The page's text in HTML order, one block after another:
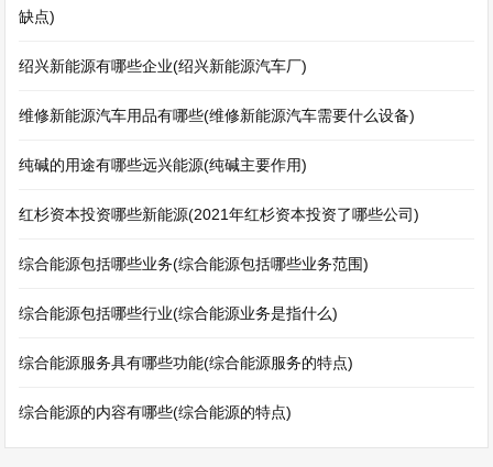
缺点)
绍兴新能源有哪些企业(绍兴新能源汽车厂)
维修新能源汽车用品有哪些(维修新能源汽车需要什么设备)
纯碱的用途有哪些远兴能源(纯碱主要作用)
红杉资本投资哪些新能源(2021年红杉资本投资了哪些公司)
综合能源包括哪些业务(综合能源包括哪些业务范围)
综合能源包括哪些行业(综合能源业务是指什么)
综合能源服务具有哪些功能(综合能源服务的特点)
综合能源的内容有哪些(综合能源的特点)